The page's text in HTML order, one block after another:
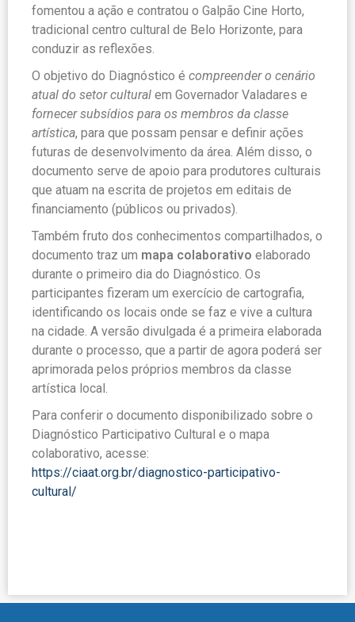
fomentou a ação e contratou o Galpão Cine Horto,
tradicional centro cultural de Belo Horizonte, para
conduzir as reflexões.
O objetivo do Diagnóstico é compreender o cenário
atual do setor cultural em Governador Valadares e
fornecer subsídios para os membros da classe
artística, para que possam pensar e definir ações
futuras de desenvolvimento da área. Além disso, o
documento serve de apoio para produtores culturais
que atuam na escrita de projetos em editais de
financiamento (públicos ou privados).
Também fruto dos conhecimentos compartilhados, o
documento traz um mapa colaborativo elaborado
durante o primeiro dia do Diagnóstico. Os
participantes fizeram um exercício de cartografia,
identificando os locais onde se faz e vive a cultura
na cidade. A versão divulgada é a primeira elaborada
durante o processo, que a partir de agora poderá ser
aprimorada pelos próprios membros da classe
artística local.
Para conferir o documento disponibilizado sobre o
Diagnóstico Participativo Cultural e o mapa
colaborativo, acesse:
https://ciaat.org.br/diagnostico-participativo-
cultural/